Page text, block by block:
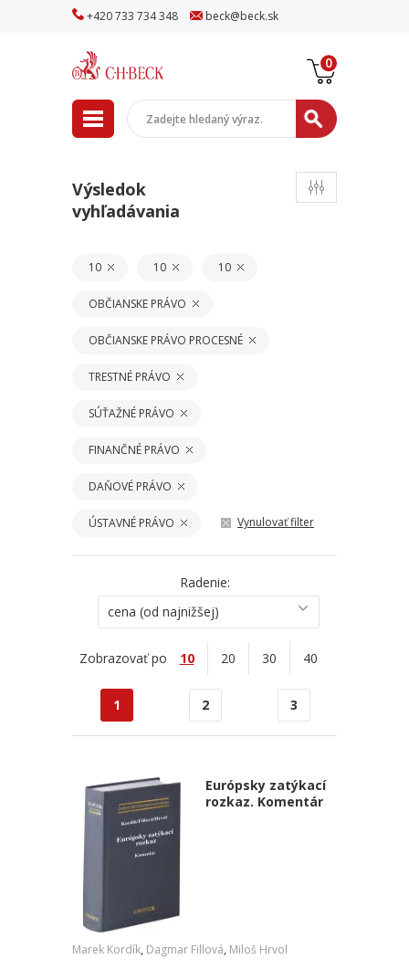
+420733 734348 beck@beck.sk
0
Výsledok
vyhľadávania
10 10 10
OBČIANSKE PRÁVO
OBČIANSKE PRÁVO PROCESNÉ
TRESTNÉ PRÁVO
SÚŤAŽNÉ PRÁVO
FINANČNÉ PRÁVO
DAŇOVÉ PRÁVO
ÚSTAVNÉ PRÁVO Vynulovať filter
Radenie:
cena (od najnižšej)
Zobrazovať po 10 20 30 40
1 2 3
Európsky zatýkací
rozkaz. Komentár
Marek Kordík, Dagmar Fillová, Miloš Hrvol